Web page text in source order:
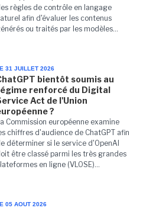
règles de contrôle en langage
afin d'évaluer les contenus
ou traités par les modèles...
31 JUILLET 2026
bientôt soumis au
renforcé du Digital
Act de l'Union
?
La Commission européenne examine
chiffres d'audience de ChatGPT afin
déterminer si le service d'OpenAI
être classé parmi les très grandes
en ligne (VLOSE)...
05 AOUT 2026